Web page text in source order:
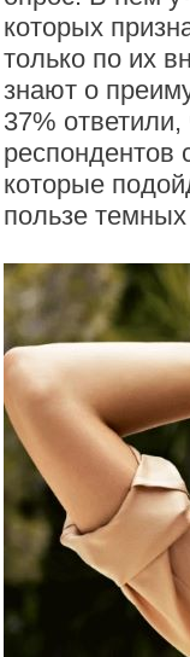
которых
только по их
знают о
37%
респондентов
которые
пользе